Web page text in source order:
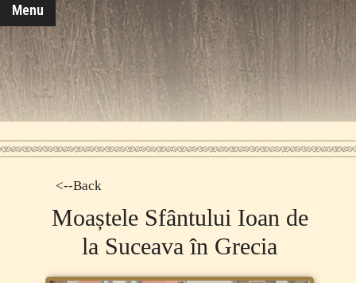
Menu
<--Back
Moaștele Sfântului Ioan de
la Suceava în Grecia